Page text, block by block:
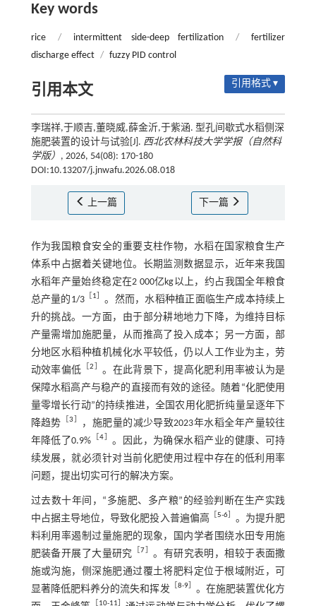
Key words
rice / intermittent side-deep fertilization /
fertilizer
discharge effect / fuzzy PID control
引用本文 引用格式 ▾
李瑞祥,于顺吉,董晓威,薛金沂,于紫涵. 型孔间歇式水稻侧深
施肥装置的设计与试验[J]. 西北农林科技大学学报（自然科
学版） , 2026, 54(08): 170-180
DOI:10.13207/j.jnwafu.2026.08.018
上一篇 下一篇
作为我国粮食安全的重要支柱作物，水稻在国家粮食生产
体系中占据着关键地位。长期监测数据显示，近年来我国
水稻年产量始终稳定在2 000亿kg以上，约占我国全年粮食
总产量的1/3［1］ 。然而，水稻种植正面临生产成本持续上
升的挑战。一方面，由于部分耕地地力下降，为维持目标
产量需增加施肥量，从而推高了投入成本；另一方面，部
分地区水稻种植机械化水平较低，仍以人工作业为主，劳
动效率偏低 ［2］ 。在此背景下，提高化肥利用率被认为是
保障水稻高产与稳产的直接而有效的途径。随着“化肥使用
量零增长行动”的持续推进，全国农用化肥折纯量呈逐年下
降趋势 ［3］
，施肥量的减少导致2023年水稻全年产量较往
年降低了0.9% ［4］ 。因此，为确保水稻产业的健康、可持
续发展，就必须针对当前化肥使用过程中存在的低利用率
问题，提出切实可行的解决方案。
过去数十年间，“多施肥、多产粮”的经验判断在生产实践
中占据主导地位，导致化肥投入普遍偏高［5-6］ 。为提升肥
料利用率遏制过量施肥的现象，国内学者围绕水田专用施
肥装备开展了大量研究 ［7］ 。有研究表明，相较于表面撒
施或沟施，侧深施肥通过覆土将肥料定位于根域附近，可
显著降低肥料养分的流失和挥发 ［8-9］ 。在施肥装置优化方
［10-11］